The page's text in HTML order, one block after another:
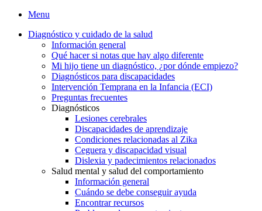
Menu
Diagnóstico y cuidado de la salud
Información general
Qué hacer si notas que hay algo diferente
Mi hijo tiene un diagnóstico, ¿por dónde empiezo?
Diagnósticos para discapacidades
Intervención Temprana en la Infancia (ECI)
Preguntas frecuentes
Diagnósticos
Lesiones cerebrales
Discapacidades de aprendizaje
Condiciones relacionadas al Zika
Ceguera y discapacidad visual
Dislexia y padecimientos relacionados
Salud mental y salud del comportamiento
Información general
Cuándo se debe conseguir ayuda
Encontrar recursos